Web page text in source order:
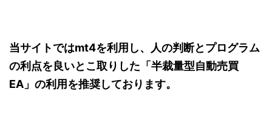
当サイトではmt4を利用し、
人の判断とプログラム
の利点を良いとこ取りした「半裁量型自動売買
EA」の利用を推奨しております。